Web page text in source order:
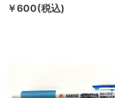
￥600(税込)